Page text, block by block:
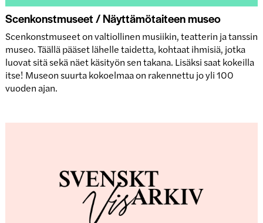
Scenkonstmuseet / Näyttämötaiteen museo
Scenkonstmuseet on valtiollinen musiikin, teatterin ja tanssin
museo. Täällä pääset lähelle taidetta, kohtaat ihmisiä, jotka
luovat sitä sekä näet käsityön sen takana. Lisäksi saat kokeilla
itse! Museon suurta kokoelmaa on rakennettu jo yli 100
vuoden ajan.